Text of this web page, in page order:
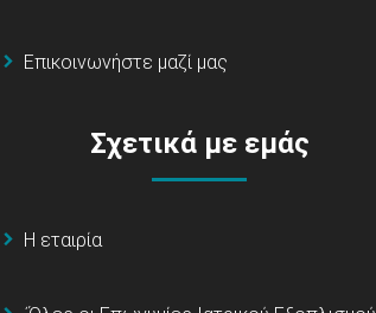
Επικοινωνήστε μαζί μας
Σχετικά με εμάς
Η εταιρία